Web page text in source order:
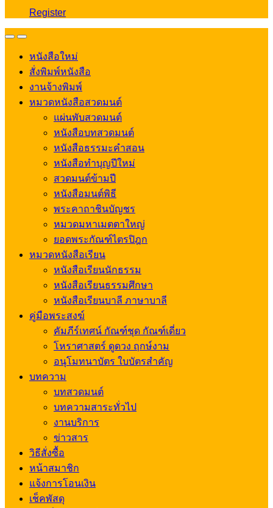
Register
OpenClose
หนังสือใหม่
สั่งพิมพ์หนังสือ
งานจ้างพิมพ์
หมวดหนังสือสวดมนต์
แผ่นพับสวดมนต์
หนังสือบทสวดมนต์
หนังสือธรรมะคำสอน
หนังสือทำบุญปีใหม่
สวดมนต์ข้ามปี
หนังสือมนต์พิธี
พระคาถาชินบัญชร
หมวดมหาเมตตาใหญ่
ยอดพระกัณฑ์ไตรปิฎก
หมวดหนังสือเรียน
หนังสือเรียนนักธรรม
หนังสือเรียนธรรมศึกษา
หนังสือเรียนบาลี ภาษาบาลี
คู่มือพระสงฆ์
คัมภีร์เทศน์ กัณฑ์ชุด กัณฑ์เดี่ยว
โหราศาสตร์ ดูดวง ฤกษ์งาม
อนุโมทนาบัตร ใบบัตรสำคัญ
บทความ
บทสวดมนต์
บทความสาระทั่วไป
งานบริการ
ข่าวสาร
วิธีสั่งซื้อ
หน้าสมาชิก
แจ้งการโอนเงิน
เช็คพัสดุ